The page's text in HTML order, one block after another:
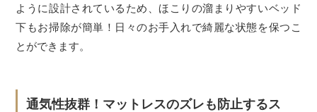
ように設計されているため、ほこりの溜まりやすいベッド
下もお掃除が簡単！日々のお手入れで綺麗な状態を保つこ
とができます。
通気性抜群！マットレスのズレも防止するス